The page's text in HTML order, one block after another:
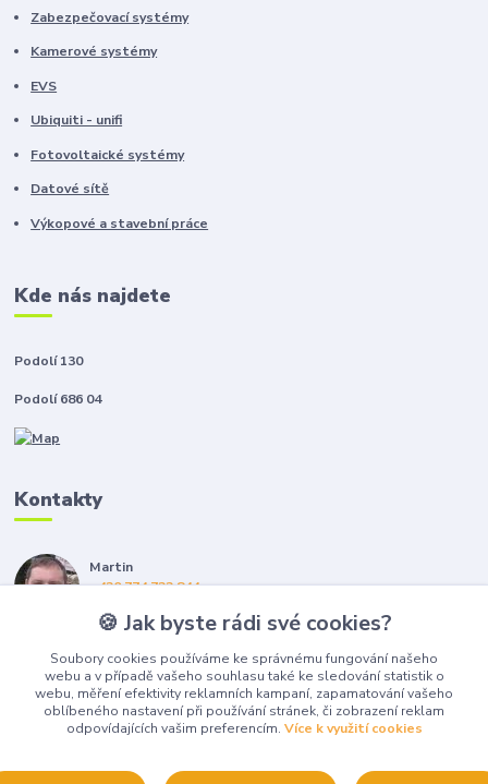
Zabezpečovací systémy
Kamerové systémy
EVS
Ubiquiti - unifi
Fotovoltaické systémy
Datové sítě
Výkopové a stavební práce
Kde nás najdete
Podolí 130
Podolí 686 04
Kontakty
Martin
+420 774 722 844
gerza@elgeko.cz
Upravit sběr cookies.
🍪 Jak byste rádi své cookies?
Soubory cookies používáme ke správnému fungování našeho
webu a v případě vašeho souhlasu také ke sledování statistik o
webu, měření efektivity reklamních kampaní, zapamatování vašeho
oblíbeného nastavení při používání stránek, či zobrazení reklam
odpovídajících vašim preferencím. Více k využití cookies